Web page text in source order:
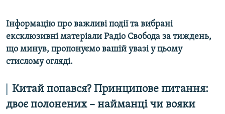
Усі сайти RFE/RL
Інформацію про важливі події та вибрані
ексклюзивні матеріали Радіо Свобода за тиждень,
що минув, пропонуємо вашій увазі у цьому
стислому огляді.
Китай попався? Принципове питання:
двоє полонених – найманці чи вояки